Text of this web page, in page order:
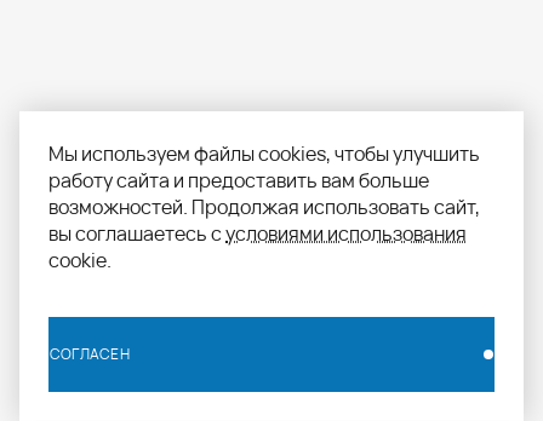
Мы используем файлы cookies, чтобы улучшить
работу сайта и предоставить вам больше
возможностей. Продолжая использовать сайт,
вы соглашаетесь сусловиями использования
cookie.
СОГЛАСЕН